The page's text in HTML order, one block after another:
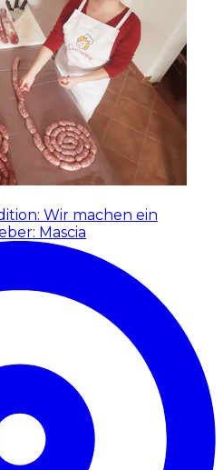
Wir machen ein
Mascia